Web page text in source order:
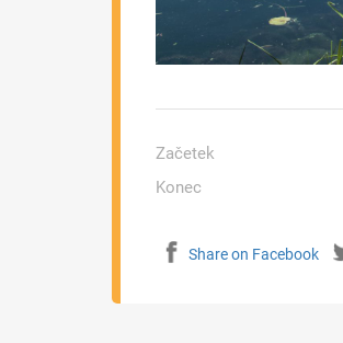
Začetek
Konec
Share on Facebook